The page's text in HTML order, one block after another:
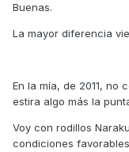
Buenas.
La mayor diferencia
En la mía, de 2011, no
estira algo más la
Voy con rodillos
condiciones